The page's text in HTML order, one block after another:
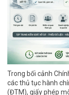
Trong bối cảnh
các thủ tục hành
(ĐTM), giấy phép